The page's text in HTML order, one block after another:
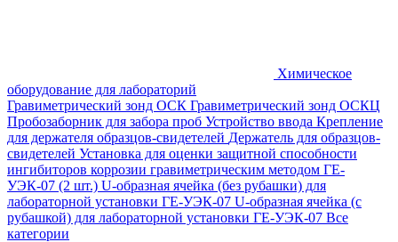
Химическое
оборудование для лабораторий
Гравиметрический зонд ОСК Гравиметрический зонд ОСКЦ
Пробозаборник для забора проб Устройство ввода Крепление
для держателя образцов-свидетелей Держатель для образцов-
свидетелей Установка для оценки защитной способности
ингибиторов коррозии гравиметрическим методом ГЕ-
УЭК-07 (2 шт.) U-образная ячейка (без рубашки) для
лабораторной установки ГЕ-УЭК-07 U-образная ячейка (с
рубашкой) для лабораторной установки ГЕ-УЭК-07 Все
категории